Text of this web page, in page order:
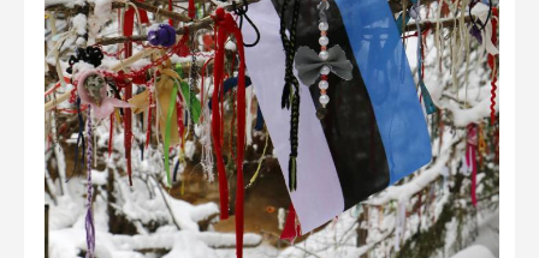
Видео 2024
Фотоконкурс 2023
Не учитываются 2023
Видео 2023
Фотоконкурс 2022
Не учитываются 2022